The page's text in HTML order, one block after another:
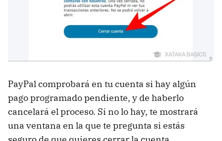
PayPal comprobará en tu cuenta si hay algún
pago programado pendiente, y de haberlo
cancelará el proceso. Si no lo hay, te mostrará
una ventana en la que te pregunta si estás